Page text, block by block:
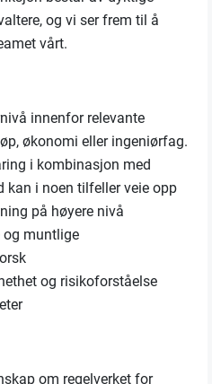
og vi ser frem til å
vårt.
innenfor relevante
økonomi eller ingeniørfag.
i kombinasjon med
kan i noen tilfeller veie opp
på høyere nivå
og muntlige
og risikoforståelse
om regelverket for